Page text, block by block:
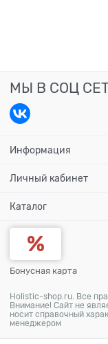
МЫ В СОЦ
Информация
Личный кабинет
Каталог
Бонусная карта
Holistic-shop.ru. Все
Внимание! Сайт не
носит справочный
менеджером